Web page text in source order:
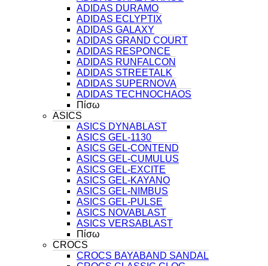
ADIDAS DURAMO
ADIDAS ECLYPTIX
ADIDAS GALAXY
ADIDAS GRAND COURT
ADIDAS RESPONCE
ADIDAS RUNFALCON
ADIDAS STREETALK
ADIDAS SUPERNOVA
ADIDAS TECHNOCHAOS
Πίσω
ASICS
ASICS DYNABLAST
ASICS GEL-1130
ASICS GEL-CONTEND
ASICS GEL-CUMULUS
ASICS GEL-EXCITE
ASICS GEL-KAYANO
ASICS GEL-NIMBUS
ASICS GEL-PULSE
ASICS NOVABLAST
ASICS VERSABLAST
Πίσω
CROCS
CROCS BAYABAND SANDAL